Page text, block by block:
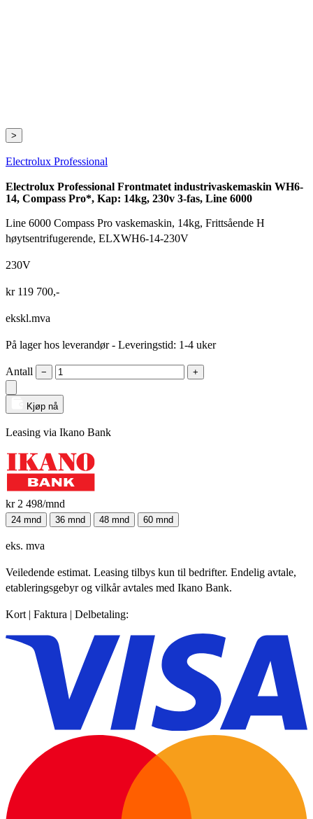
>
Electrolux Professional
Electrolux Professional Frontmatet industrivaskemaskin WH6-
14, Compass Pro*, Kap: 14kg, 230v 3-fas, Line 6000
Line 6000 Compass Pro vaskemaskin, 14kg, Frittsående H
høytsentrifugerende, ELXWH6-14-230V
230V
kr119 700,-
ekskl.mva
På lager hos leverandør- Leveringstid: 1-4 uker
Antall − +
Kjøp nå
Leasing via Ikano Bank
kr 2 498/mnd
24 mnd 36 mnd 48 mnd 60 mnd
eks. mva
Veiledende estimat. Leasing tilbys kun til bedrifter. Endelig avtale,
etableringsgebyr og vilkår avtales med Ikano Bank.
Kort | Faktura | Delbetaling: